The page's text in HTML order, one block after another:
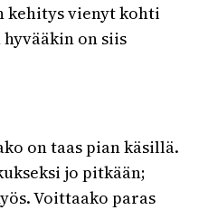
kehitys vienyt kohti
on siis
on taas pian käsillä.
jo pitkään;
Voittaako paras